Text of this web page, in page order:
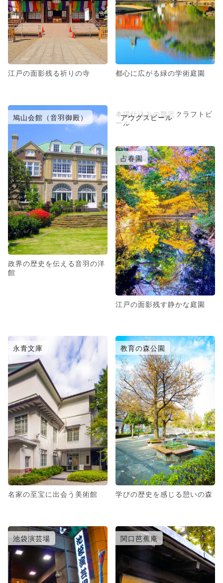
江戸の面影残る祈りの寺 都心に広がる緑の学術庭園
鳩山会館（音羽御殿）
政界の歴史を伝える音羽の洋
館
アウグスビール
本場仕込みの贅沢クラフトビ
ール
占春園
江戸の面影残す静かな庭園
永青文庫
名家の至宝に出会う美術館
教育の森公園
学びの歴史を感じる憩いの森
池袋演芸場 関口芭蕉庵